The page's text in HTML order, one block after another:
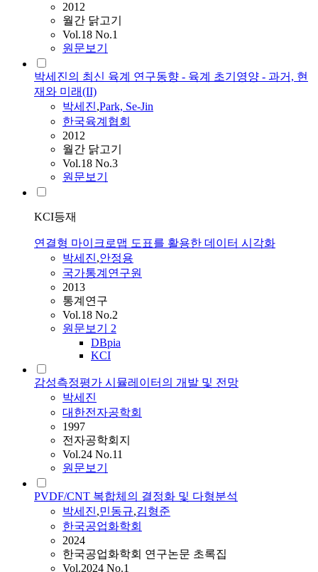
2012
월간 닭고기
Vol.18 No.1
원문보기
박세진의 최신 육계 연구동향 - 육계 초기영양 - 과거, 현
재와 미래(II)
박세진,Park, Se-Jin
한국육계협회
2012
월간 닭고기
Vol.18 No.3
원문보기
KCI등재
연결형 마이크로맵 도표를 활용한 데이터 시각화
박세진,안정용
국가통계연구원
2013
통계연구
Vol.18 No.2
원문보기 2
DBpia
KCI
감성측정평가 시뮬레이터의 개발 및 전망
박세진
대한전자공학회
1997
전자공학회지
Vol.24 No.11
원문보기
PVDF/CNT 복합체의 결정화 및 다형분석
박세진,민동규,김형준
한국공업화학회
2024
한국공업화학회 연구논문 초록집
Vol.2024 No.1